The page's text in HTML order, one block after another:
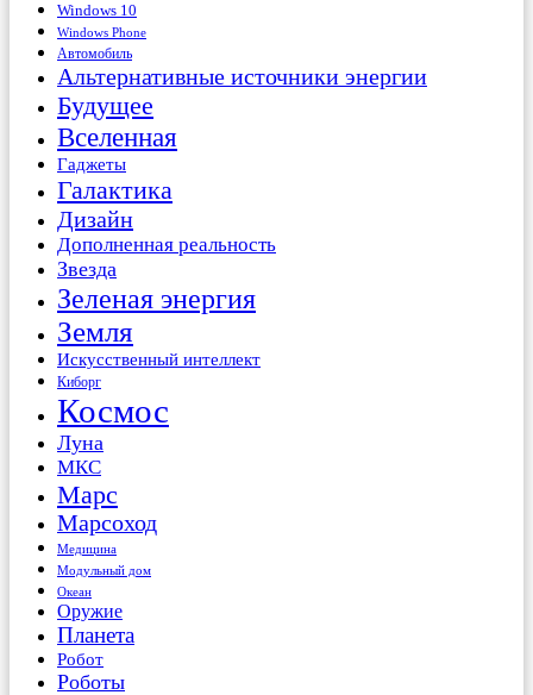
Windows 10
Windows Phone
Автомобиль
Альтернативные источники энергии
Будущее
Вселенная
Гаджеты
Галактика
Дизайн
Дополненная реальность
Звезда
Зеленая энергия
Земля
Искусственный интеллект
Киборг
Космос
Луна
МКС
Марс
Марсоход
Медицина
Модульный дом
Океан
Оружие
Планета
Робот
Роботы